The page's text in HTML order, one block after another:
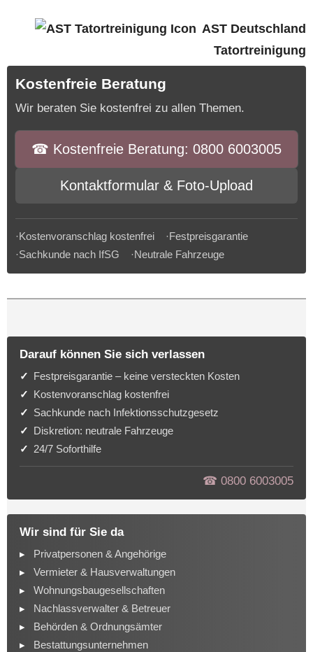
AST Deutschland
Tatortreinigung
Kostenfreie Beratung
Wir beraten Sie kostenfrei zu allen Themen.
☎︎ Kostenfreie Beratung: 0800 6003005
Kontaktformular & Foto-Upload
·Kostenvoranschlag kostenfrei ·Festpreisgarantie
·Sachkunde nach IfSG ·Neutrale Fahrzeuge
Darauf können Sie sich verlassen
Festpreisgarantie – keine versteckten Kosten
Kostenvoranschlag kostenfrei
Sachkunde nach Infektionsschutzgesetz
Diskretion: neutrale Fahrzeuge
24/7 Soforthilfe
☎︎ 0800 6003005
Wir sind für Sie da
Privatpersonen & Angehörige
Vermieter & Hausverwaltungen
Wohnungsbaugesellschaften
Nachlassverwalter & Betreuer
Behörden & Ordnungsämter
Bestattungsunternehmen